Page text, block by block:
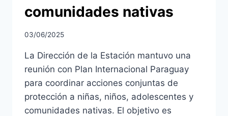
comunidades nativas
03/06/2025
La Dirección de la Estación mantuvo una
reunión con Plan Internacional Paraguay
para coordinar acciones conjuntas de
protección a niñas, niños, adolescentes y
comunidades nativas. El objetivo es